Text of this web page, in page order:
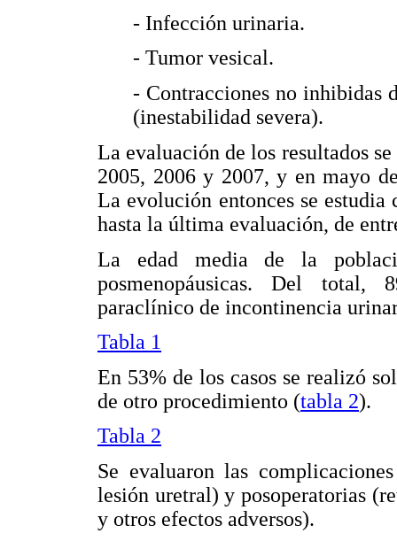
- Infección urinaria.
- Tumor vesical.
- Contracciones no inhibidas
(inestabilidad severa).
La evaluación de los resultados
2005, 2006 y 2007, y en mayo
La evolución entonces se
hasta la última evaluación, de
La edad media de la
posmenopáusicas. Del total,
paraclínico de incontinencia
Tabla 1
En 53% de los casos se realizó
de otro procedimiento (tabla 2).
Tabla 2
Se evaluaron las
lesión uretral) y posoperatorias
y otros efectos adversos).